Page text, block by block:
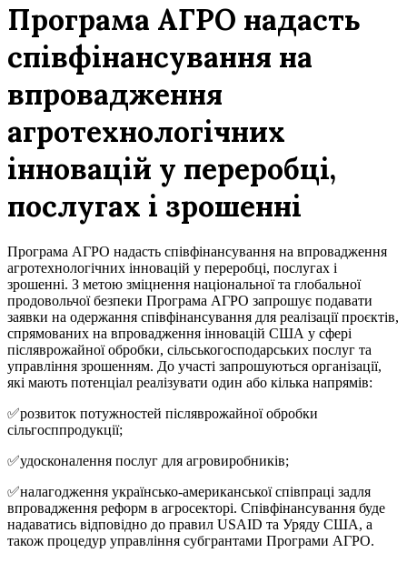
Програма АГРО надасть
співфінансування на
впровадження
агротехнологічних
інновацій у переробці,
послугах і зрошенні
Програма АГРО надасть співфінансування на впровадження
агротехнологічних інновацій у переробці, послугах і
зрошенні. З метою зміцнення національної та глобальної
продовольчої безпеки Програма АГРО запрошує подавати
заявки на одержання співфінансування для реалізації проєктів,
спрямованих на впровадження інновацій США у сфері
післяврожайної обробки, сільськогосподарських послуг та
управління зрошенням. До участі запрошуються організації,
які мають потенціал реалізувати один або кілька напрямів:
✅розвиток потужностей післяврожайної обробки
сільгосппродукції;
✅удосконалення послуг для агровиробників;
✅налагодження українсько-американської співпраці задля
впровадження реформ в агросекторі. Співфінансування буде
надаватись відповідно до правил USAID та Уряду США, а
також процедур управління субгрантами Програми АГРО.